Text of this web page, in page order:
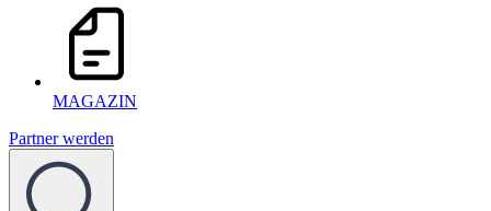
MAGAZIN
Partner werden